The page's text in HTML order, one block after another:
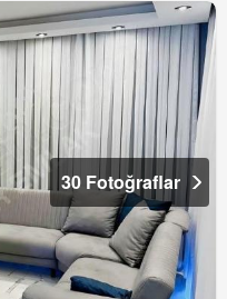
30 Fotoğraflar